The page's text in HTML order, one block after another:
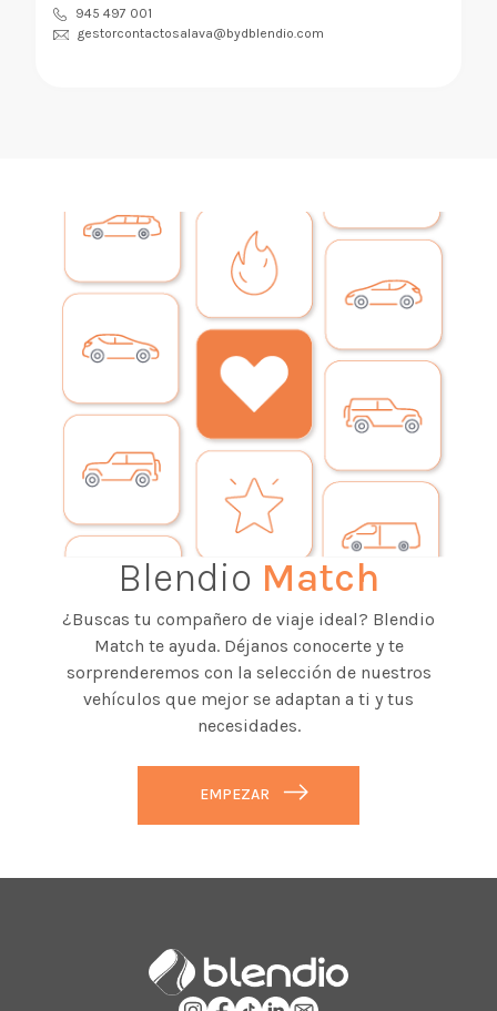
945 497 001
gestorcontactosalava@bydblendio.com
Blendio Match
¿Buscas tu compañero de viaje ideal? Blendio
Match te ayuda. Déjanos conocerte y te
sorprenderemos con la selección de nuestros
vehículos que mejor se adaptan a ti y tus
necesidades.
EMPEZAR